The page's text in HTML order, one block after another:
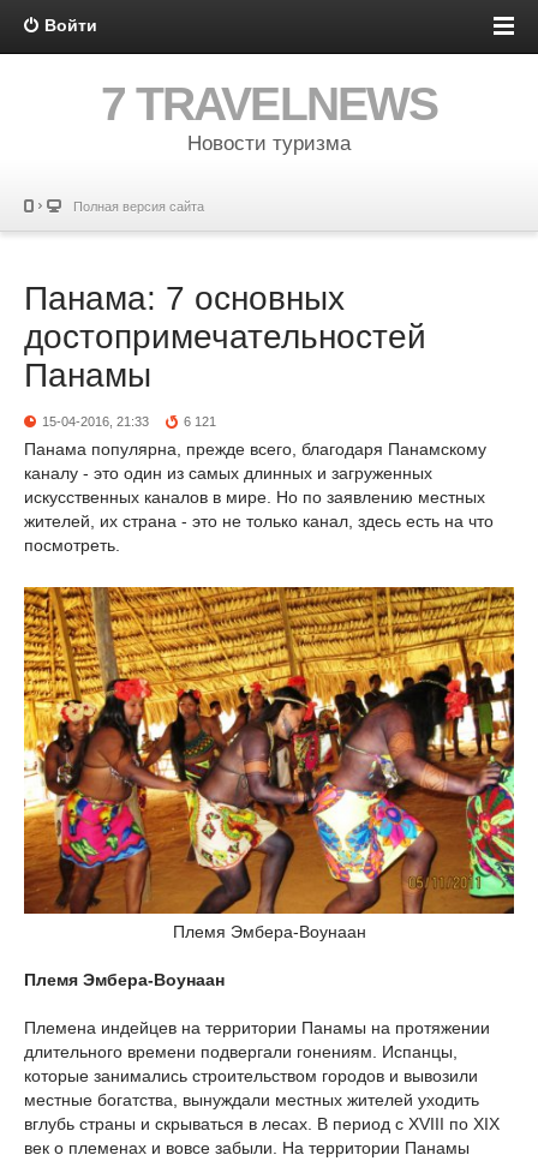
Войти
7 TRAVELNEWS
Новости туризма
Полная версия сайта
Панама: 7 основных
достопримечательностей
Панамы
15-04-2016, 21:33 6 121
Панама популярна, прежде всего, благодаря Панамскому
каналу - это один из самых длинных и загруженных
искусственных каналов в мире. Но по заявлению местных
жителей, их страна - это не только канал, здесь есть на что
посмотреть.
Племя Эмбера-Воунаан
Племя Эмбера-Воунаан
Племена индейцев на территории Панамы на протяжении
длительного времени подвергали гонениям. Испанцы,
которые занимались строительством городов и вывозили
местные богатства, вынуждали местных жителей уходить
вглубь страны и скрываться в лесах. В период с XVIII по XIX
век о племенах и вовсе забыли. На территории Панамы